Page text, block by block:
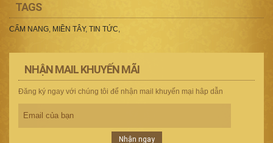
TAGS
CẨM NANG, MIỀN TÂY, TIN TỨC,
NHẬN MAIL KHUYẾN MÃI
Đăng ký ngay với chúng tôi để nhận mail khuyến mại hâp dẫn
Nhận ngay